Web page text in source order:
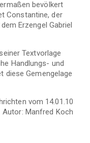
bevölkert
Constantine, der
Erzengel Gabriel
Textvorlage
Handlungs- und
diese Gemengelage
vom 14.01.10
Autor: Manfred Koch